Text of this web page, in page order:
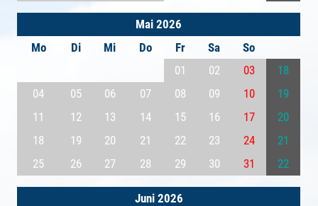
Mai 2026
Mo
Di Mi Do Fr Sa
So
01
02 03
18
04
05 06 07 08 09 10
19
11
12 13 14 15 16 17
20
18
19 20 21 22 23 24
21
25
26 27 28 29 30 31 22
Juni 2026